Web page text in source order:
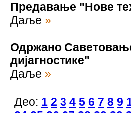
Предавање "Нове
Даље »
Одржано
дијагностике"
Даље »
Део: 1 2 3 4 5 6 7 8 9